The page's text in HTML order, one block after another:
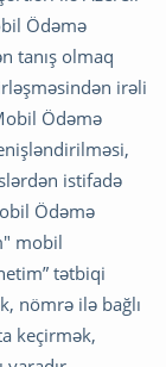
Ödəmə
tanış olmaq
irəli
Ödəmə
istifadə
Ödəmə
mobil
tətbiqi
nömrə ilə bağlı
keçirmək,